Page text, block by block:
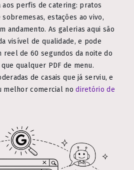
aos perfis de catering: pratos
estações ao vivo,
andamento. As galerias aqui são
visível de qualidade, e pode
de 60 segundos da noite do
qualquer PDF de menu.
de casais que já serviu, e
melhor comercial nodiretório de